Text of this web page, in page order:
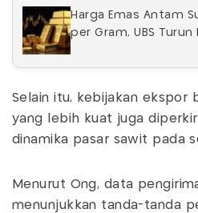
Harga Emas Antam
per Gram, UBS Turun
Selain itu, kebijakan ekspor
yang lebih kuat juga
dinamika pasar sawit pada
Menurut Ong, data
menunjukkan tanda-tanda